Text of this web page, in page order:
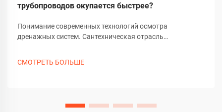
трубопроводов окупается быстрее?
Понимание современных технологий осмотра
дренажных систем. Сантехническая отрасль
СМОТРЕТЬ БОЛЬШЕ